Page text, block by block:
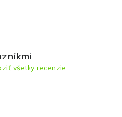
všetky recenzie